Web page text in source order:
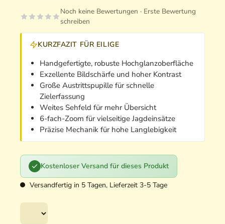
Noch keine Bewertungen · Erste Bewertung
schreiben
KURZFAZIT FÜR EILIGE
Handgefertigte, robuste Hochglanzoberfläche
Exzellente Bildschärfe und hoher Kontrast
Große Austrittspupille für schnelle
Zielerfassung
Weites Sehfeld für mehr Übersicht
6-fach-Zoom für vielseitige Jagdeinsätze
Präzise Mechanik für hohe Langlebigkeit
Kostenloser Versand für dieses Produkt
Versandfertig in 5 Tagen, Lieferzeit 3-5 Tage